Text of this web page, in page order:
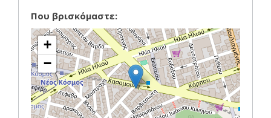
Που βρισκόμαστε:
+
−